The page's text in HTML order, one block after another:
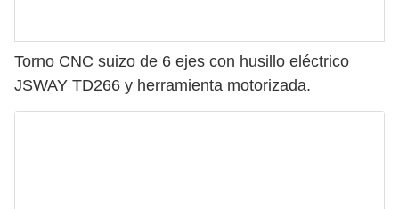
Torno CNC suizo de 6 ejes con husillo eléctrico
JSWAY TD266 y herramienta motorizada.